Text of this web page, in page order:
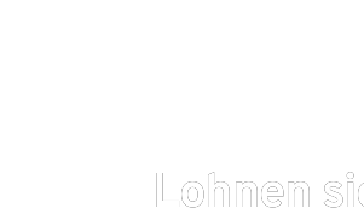
Lohnen